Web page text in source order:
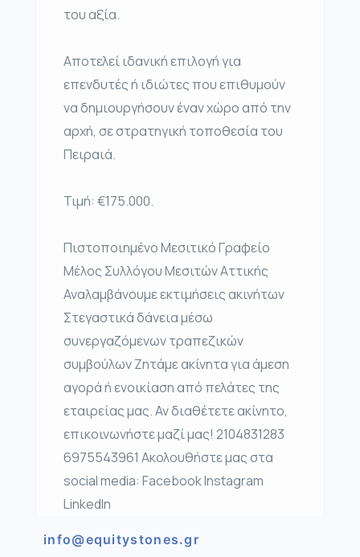
του αξία.
Αποτελεί ιδανική επιλογή για
επενδυτές ή ιδιώτες που επιθυμούν
να δημιουργήσουν έναν χώρο από την
αρχή, σε στρατηγική τοποθεσία του
Πειραιά.
Τιμή: €175.000.
Πιστοποιημένο Μεσιτικό Γραφείο
Μέλος Συλλόγου Μεσιτών Αττικής
Αναλαμβάνουμε εκτιμήσεις ακινήτων
Στεγαστικά δάνεια μέσω
συνεργαζόμενων τραπεζικών
συμβούλων Ζητάμε ακίνητα για άμεση
αγορά ή ενοικίαση από πελάτες της
εταιρείας μας. Αν διαθέτετε ακίνητο,
επικοινωνήστε μαζί μας! 2104831283
6975543961 Ακολουθήστε μας στα
social media: Facebook Instagram
LinkedIn
info@equitystones.gr